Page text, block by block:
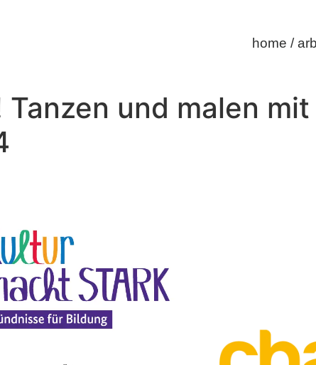
home /
Tanzen und malen